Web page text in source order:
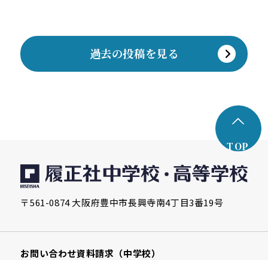
過去の投稿を見る
TOP
〒561-0874 大阪府豊中市長興寺南4丁目3番19号
お問い合わせ資料請求（中学校）